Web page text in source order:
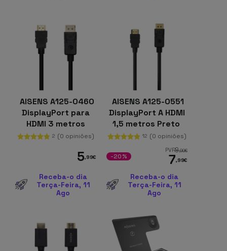
AISENS A125-0460
DisplayPort para
HDMI 3 metros
Preto
2 (0 opiniões)
5,99€
Receba-o dia
Terça-Feira, 11
Ago
AISENS A125-0551
DisplayPort A HDMI
1,5 metros Preto
12 (0 opiniões)
PVR9,99€
7,99€
-20%
Receba-o dia
Terça-Feira, 11
Ago